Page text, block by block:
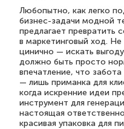
Любопытно, как легко
бизнес-задачи модной
предлагает превратить
в маркетинговый ход.
цинично — искать
должно быть просто
впечатление, что
— лишь приманка для
когда искренние идеи
инструмент для
настоящая
красивая упаковка для